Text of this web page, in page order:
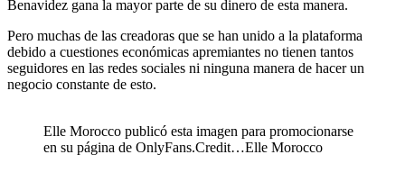
Benavidez gana la mayor parte de su dinero de esta manera.
Pero muchas de las creadoras que se han unido a la plataforma
debido a cuestiones económicas apremiantes no tienen tantos
seguidores en las redes sociales ni ninguna manera de hacer un
negocio constante de esto.
Elle Morocco publicó esta imagen para promocionarse
en su página de OnlyFans.Credit…Elle Morocco